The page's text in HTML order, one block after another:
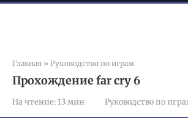
Главная » Руководство по играм
Прохождение far cry 6
На чтение: 13 мин Руководство по